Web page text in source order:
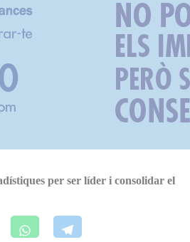
per ser líder i consolidar el